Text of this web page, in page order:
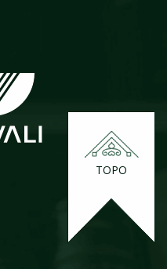
TOPO